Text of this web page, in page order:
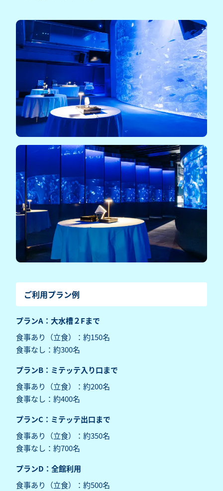
ご利用プラン例
プランA：大水槽２Fまで
食事あり（立食）： 約150名
食事なし： 約300名
プランB：ミテッテ入り口まで
食事あり（立食）： 約200名
食事なし： 約400名
プランC：ミテッテ出口まで
食事あり（立食）： 約350名
食事なし： 約700名
プランD：全館利用
食事あり（立食）： 約500名